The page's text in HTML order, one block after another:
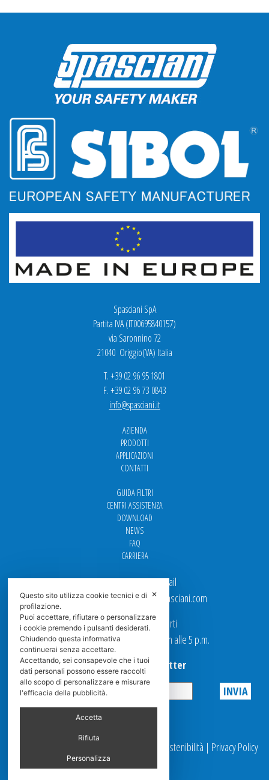
Spasciani SpA
Partita IVA (IT00695840157)
via Saronnino 72
21040 Origgio(VA) Italia
T. +39 02 96 95 1801
F. +39 02 96 73 0843
info@spasciani.it
AZIENDA
PRODOTTI
APPLICAZIONI
CONTATTI
GUIDA FILTRI
CENTRI ASSISTENZA
DOWNLOAD
NEWS
FAQ
CARRIERA
Per contattarci via email
Ufficio Vendite: italy.sales@spasciani.com
I nostri uffici sono aperti
dal Lunedi al Venerdi dalle 9 a.m alle 5 p.m.
Iscriviti alla Newsletter
Privacy
Report Sostenibilità | Privacy Policy
|Videosorveglianza
✕
Questo sito utilizza cookie tecnici e di
profilazione.
Puoi accettare, rifiutare o personalizzare
i cookie premendo i pulsanti desiderati.
Chiudendo questa informativa
continuerai senza accettare.
Accettando, sei consapevole che i tuoi
dati personali possono essere raccolti
allo scopo di personalizzare e misurare
l'efficacia della pubblicità.
Accetta
Rifiuta
Personalizza